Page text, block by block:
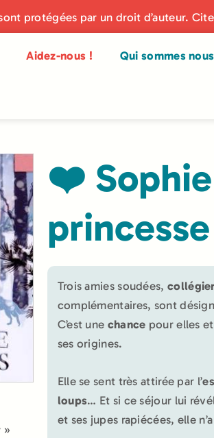
protégées par un droit d’auteur.
Aidez-nous ! Qui sommes
»
❤️
Trois amies soudées,
complémentaires, sont
C’est une chance pour elles
ses origines.
Elle se sent très attirée par l’
loups… Et si ce séjour lui
et ses jupes rapiécées, elle